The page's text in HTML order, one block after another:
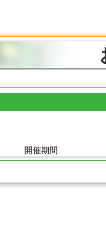
開催期間